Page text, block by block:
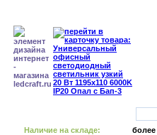
Наличие на складе: более